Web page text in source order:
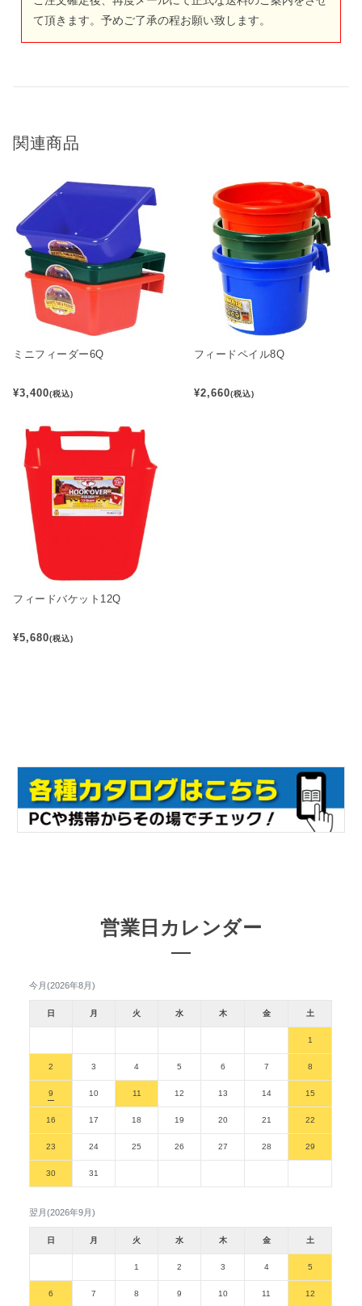
て頂きます。予めご了承の程お願い致します。
関連商品
ミニフィーダー6Q
¥3,400(税込)
フィードペイル8Q
¥2,660(税込)
フィードバケット12Q
¥5,680(税込)
営業日カレンダー
今月(2026年8月)
日 月 火 水 木 金 土
1
2 3 4 5 6 7 8
9 10 11 12 13 14 15
16 17 18 19 20 21 22
23 24 25 26 27 28 29
30 31
翌月(2026年9月)
日 月 火 水 木 金 土
1 2 3 4 5
6 7 8 9 10 11 12